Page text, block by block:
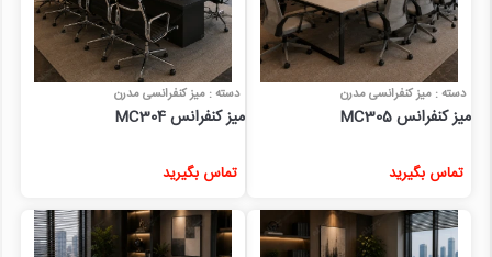
دسته : میز کنفرانسی مدرن
میز کنفرانس MC305
تماس بگیرید
دسته : میز کنفرانسی مدرن
میز کنفرانس MC304
تماس بگیرید